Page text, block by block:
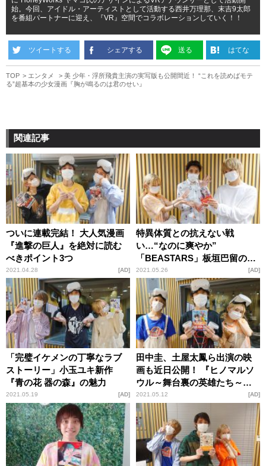
始。今回、アイドル・アーティストとして活動する西井万理那、末吉9太郎
を番組パートナーに迎え、『VR』空間でコラボレーションしていく！！
ツイートする シェアする 送る はてな
TOP エンタメ
美 少年・浮所飛貴主演の実写版も公開間近！ “これを読めばモテ
る”超基本の少女漫画『胸が鳴るのは君のせい』
関連記事
ついに連載完結！ 大人気漫画
『進撃の巨人』を絶対に読む
べきポイント3つ
2021.04.28 AD
特異体質との抗えない戦
い…“なのに爽やか”
「BEASTARS」板垣巴留の新
作「ボタボタ」の魅力
2021.05.26 AD
「完璧イケメンの丁寧なラブ
ストーリー」小玉ユキ新作
『青の花 器の森』の魅力
2021.05.19 AD
田中圭、土屋太鳳ら出演の映
画も近日公開！ 『ヒノマルソ
ウル～舞台裏の英雄たち～』
の魅力
2021.05.12 AD